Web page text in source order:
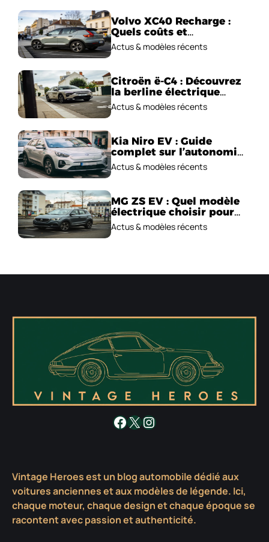
Volvo XC40 Recharge :
Quels coûts et
performances
électriques ?
Actus & modèles récents
Citroën ë-C4 : Découvrez
la berline électrique
emblématique!
Actus & modèles récents
Kia Niro EV : Guide
complet sur l’autonomie
et le prix !
Actus & modèles récents
MG ZS EV : Quel modèle
électrique choisir pour
2026 ?
Actus & modèles récents
Facebook
X Instagram
Vintage Heroes est un blog automobile dédié aux
voitures anciennes et aux modèles de légende. Ici,
chaque moteur, chaque design et chaque époque se
racontent avec passion et authenticité.